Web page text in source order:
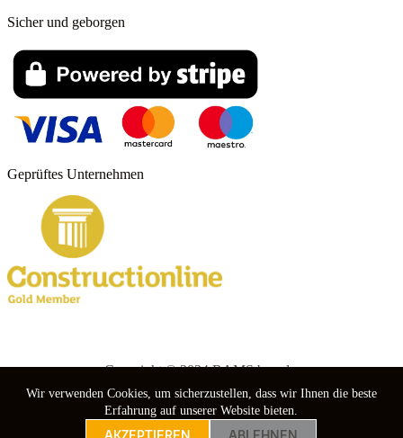
Wir verwenden Cookies, um sicherzustellen, dass wir Ihnen die beste
Erfahrung auf unserer Website bieten.
AKZEPTIEREN ABLEHNEN
Geprüftes Unternehmen
Sicher und geborgen
Copyright © 2024 RAMS boards.
nebuso